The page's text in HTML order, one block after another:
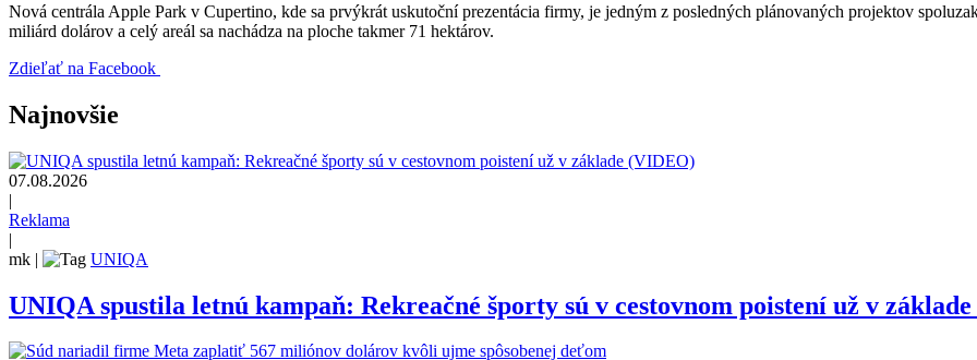
Nová centrála Apple Park v Cupertino, kde sa prvýkrát uskutoční prezentácia firmy, je jedným z posledných plánovaných projektov
miliárd dolárov a celý areál sa nachádza na ploche takmer 71 hektárov.
Zdieľať na Facebook
Najnovšie
07.08.2026
|
Reklama
|
mk | UNIQA
UNIQA spustila letnú kampaň: Rekreačné športy sú v cestovnom poistení už v